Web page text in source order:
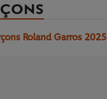
Roland Garros 2025